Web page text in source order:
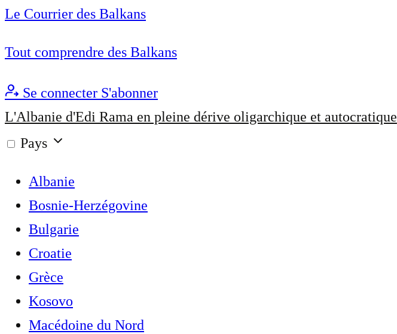
Le Courrier des Balkans
Tout comprendre des Balkans
Se connecter S'abonner
L'Albanie d'Edi Rama en pleine dérive oligarchique et autocratique
Pays
Albanie
Bosnie-Herzégovine
Bulgarie
Croatie
Grèce
Kosovo
Macédoine du Nord